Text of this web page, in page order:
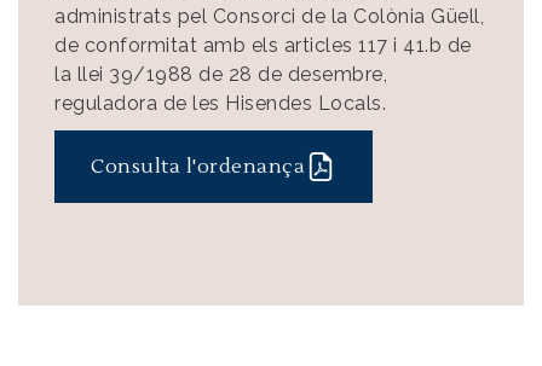
administrats pel Consorci de la Colònia Güell,
de conformitat amb els articles 117 i 41.b de
la llei 39/1988 de 28 de desembre,
reguladora de les Hisendes Locals.
Consulta l'ordenança